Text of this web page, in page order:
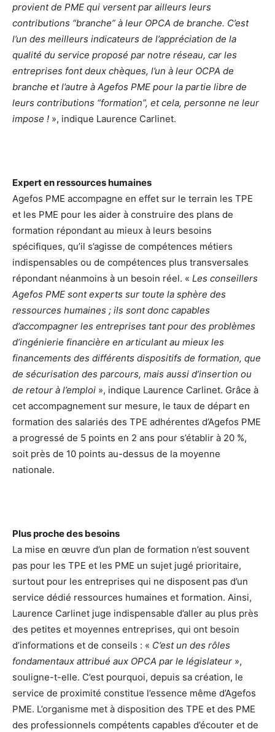
provient de PME qui versent par ailleurs leurs
contributions “branche” à leur OPCA de branche. C’est
l’un des meilleurs indicateurs de l’appréciation de la
qualité du service proposé par notre réseau, car les
entreprises font deux chèques, l’un à leur OCPA de
branche et l’autre à Agefos PME pour la partie libre de
leurs contributions “formation”, et cela, personne ne leur
impose ! », indique Laurence Carlinet.
Expert en ressources humaines
Agefos PME accompagne en effet sur le terrain les TPE
et les PME pour les aider à construire des plans de
formation répondant au mieux à leurs besoins
spécifiques, qu’il s’agisse de compétences métiers
indispensables ou de compétences plus transversales
répondant néanmoins à un besoin réel. « Les conseillers
Agefos PME sont experts sur toute la sphère des
ressources humaines ; ils sont donc capables
d’accompagner les entreprises tant pour des problèmes
d’ingénierie financière en articulant au mieux les
financements des différents dispositifs de formation, que
de sécurisation des parcours, mais aussi d’insertion ou
de retour à l’emploi », indique Laurence Carlinet. Grâce à
cet accompagnement sur mesure, le taux de départ en
formation des salariés des TPE adhérentes d’Agefos PME
a progressé de 5 points en 2 ans pour s’établir à 20 %,
soit près de 10 points au-dessus de la moyenne
nationale.
Plus proche des besoins
La mise en œuvre d’un plan de formation n’est souvent
pas pour les TPE et les PME un sujet jugé prioritaire,
surtout pour les entreprises qui ne disposent pas d’un
service dédié ressources humaines et formation. Ainsi,
Laurence Carlinet juge indispensable d’aller au plus près
des petites et moyennes entreprises, qui ont besoin
d’informations et de conseils : « C’est un des rôles
fondamentaux attribué aux OPCA par le législateur »,
souligne-t-elle. C’est pourquoi, depuis sa création, le
service de proximité constitue l’essence même d’Agefos
PME. L’organisme met à disposition des TPE et des PME
des professionnels compétents capables d’écouter et de